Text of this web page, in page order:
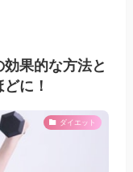
果的な方法と
に！
ダイエット